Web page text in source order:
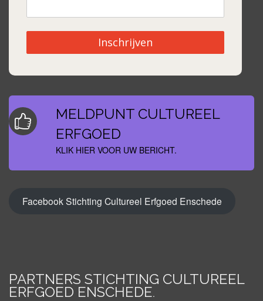
Inschrijven
MELDPUNT CULTUREEL
ERFGOED
KLIK HIER VOOR UW BERICHT.
Facebook Stichting Cultureel Erfgoed Enschede
PARTNERS STICHTING CULTUREEL
ERFGOED ENSCHEDE.